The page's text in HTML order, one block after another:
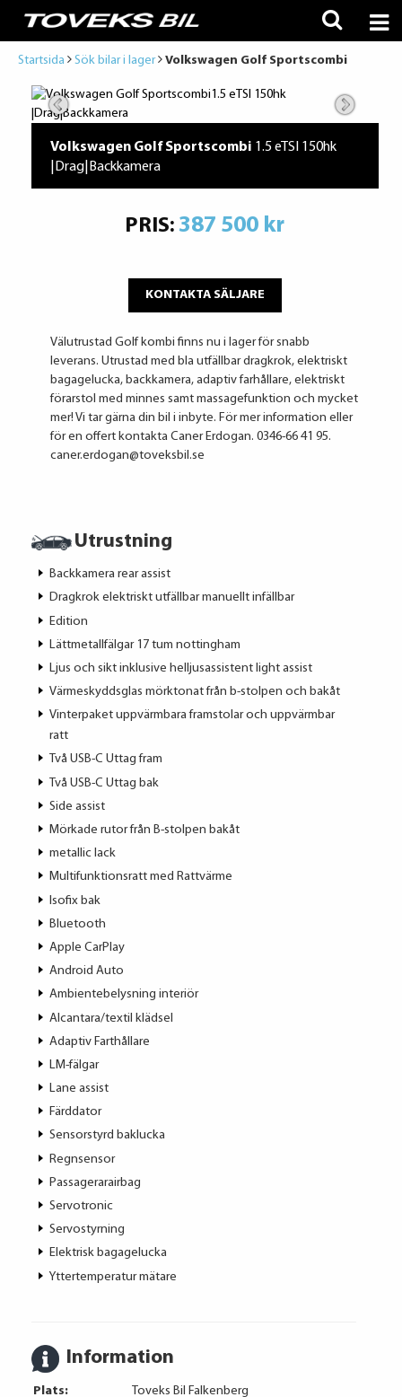
Startsida Sök bilar i lager Volkswagen Golf Sportscombi
Volkswagen Golf Sportscombi 1.5 eTSI 150hk
|Drag|Backkamera
PRIS: 387 500 kr
KONTAKTA SÄLJARE
Välutrustad Golf kombi finns nu i lager för snabb
leverans. Utrustad med bla utfällbar dragkrok, elektriskt
bagagelucka, backkamera, adaptiv farhållare, elektriskt
förarstol med minnes samt massagefunktion och mycket
mer! Vi tar gärna din bil i inbyte. För mer information eller
för en offert kontakta Caner Erdogan. 0346-66 41 95.
caner.erdogan@toveksbil.se
Utrustning
Backkamera rear assist
Dragkrok elektriskt utfällbar manuellt infällbar
Edition
Lättmetallfälgar 17 tum nottingham
Ljus och sikt inklusive helljusassistent light assist
Värmeskyddsglas mörktonat från b-stolpen och bakåt
Vinterpaket uppvärmbara framstolar och uppvärmbar
ratt
Två USB-C Uttag fram
Två USB-C Uttag bak
Side assist
Mörkade rutor från B-stolpen bakåt
metallic lack
Multifunktionsratt med Rattvärme
Isofix bak
Bluetooth
Apple CarPlay
Android Auto
Ambientebelysning interiör
Alcantara/textil klädsel
Adaptiv Farthållare
LM-fälgar
Lane assist
Färddator
Sensorstyrd baklucka
Regnsensor
Passagerarairbag
Servotronic
Servostyrning
Elektrisk bagagelucka
Yttertemperatur mätare
Information
Plats:
Toveks Bil Falkenberg